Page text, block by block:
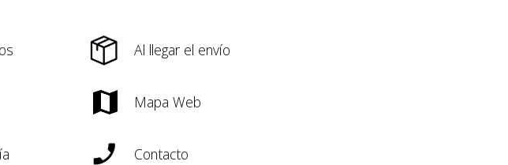
Al llegar el envío
Mapa Web
Contacto